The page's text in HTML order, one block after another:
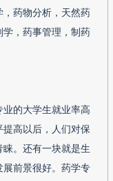
药物分析，天然药
，药事管理，制药
的大学生就业率高
高以后，人们对保
。还有一块就是生
前景很好。药学专